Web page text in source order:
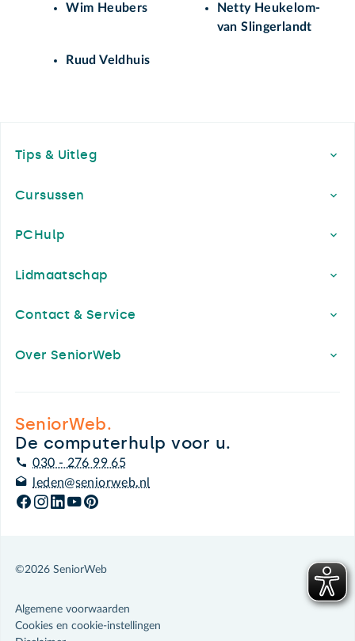
Wim Heubers
Netty Heukelom-
van Slingerlandt
Ruud Veldhuis
Tips & Uitleg
Cursussen
PCHulp
Lidmaatschap
Contact & Service
Over SeniorWeb
SeniorWeb.
De computerhulp voor u.
030 - 276 99 65
leden@seniorweb.nl
©2026 SeniorWeb
Algemene voorwaarden
Cookies en cookie-instellingen